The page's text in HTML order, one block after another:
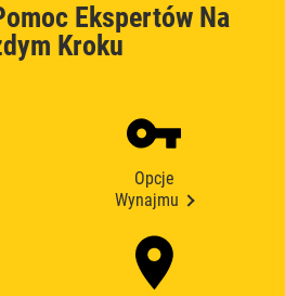
Ekspertów Na
Kroku
Opcje
Wynajmu